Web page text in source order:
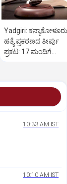
Yadgiri: ಕನ್ಯಾಕೋಳೂರು
ಹತ್ಯೆ ಪ್ರಕರಣದ ತೀರ್ಪು
ಪ್ರಕಟ: 17 ಮಂದಿಗೆ
10:33 AM IST
10:10 AM IST